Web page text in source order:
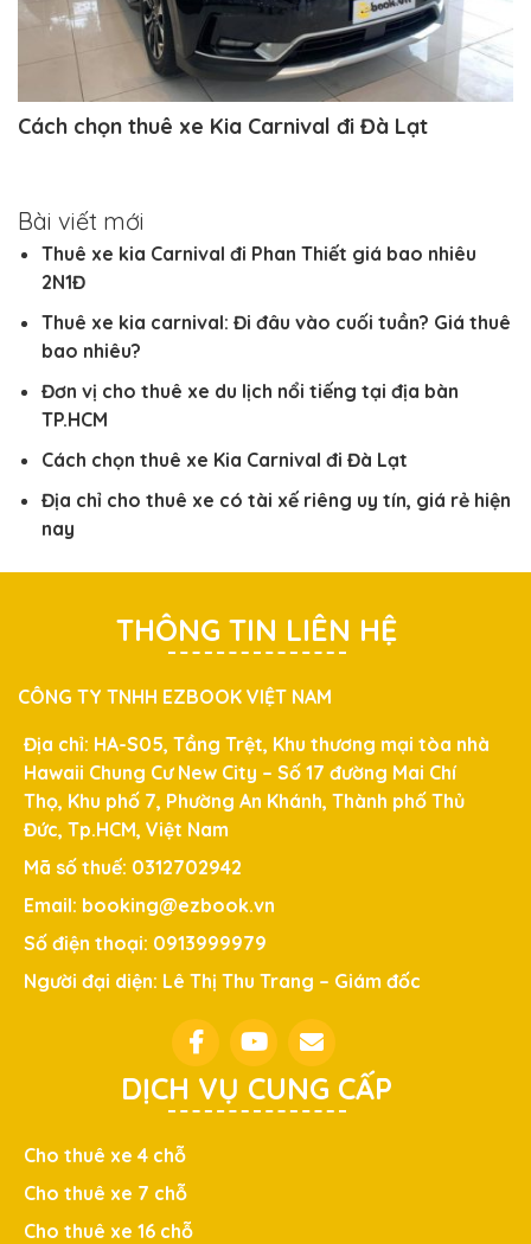
Cách chọn thuê xe Kia Carnival đi Đà Lạt
Bài viết mới
Thuê xe kia Carnival đi Phan Thiết giá bao nhiêu
2N1Đ
Thuê xe kia carnival: Đi đâu vào cuối tuần? Giá thuê
bao nhiêu?
Đơn vị cho thuê xe du lịch nổi tiếng tại địa bàn
TP.HCM
Cách chọn thuê xe Kia Carnival đi Đà Lạt
Địa chỉ cho thuê xe có tài xế riêng uy tín, giá rẻ hiện
nay
THÔNG TIN LIÊN HỆ
CÔNG TY TNHH EZBOOK VIỆT NAM
Địa chỉ: HA-S05, Tầng Trệt, Khu thương mại tòa nhà
Hawaii Chung Cư New City – Số 17 đường Mai Chí
Thọ, Khu phố 7, Phường An Khánh, Thành phố Thủ
Đức, Tp.HCM, Việt Nam
Mã số thuế: 0312702942
Email: booking@ezbook.vn
Số điện thoại: 0913999979
Người đại diện: Lê Thị Thu Trang – Giám đốc
DỊCH VỤ CUNG CẤP
Cho thuê xe 4 chỗ
Cho thuê xe 7 chỗ
Cho thuê xe 16 chỗ